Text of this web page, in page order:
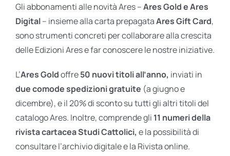
Gli abbonamenti alle novità Ares –Ares Gold e Ares
Digital– insieme alla carta prepagataAres Gift Card,
sono strumenti concreti per collaborare alla crescita
delle Edizioni Ares e far conoscere le nostre iniziative.
L’Ares Goldoffre50 nuovi titoli all’anno, inviati in
due comode spedizioni gratuite (a giugno e
dicembre), e il 20% di sconto su tutti gli altri titoli del
catalogo Ares. Inoltre, comprende gli 11 numeri della
rivista cartacea Studi Cattolici, e la possibilità di
consultare l’archivio digitale e la Rivista online.